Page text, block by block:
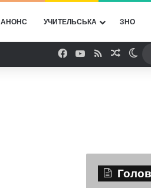
АНОНС УЧИТЕЛЬСЬКА ЗНО
Facebook
YouTube
RSS